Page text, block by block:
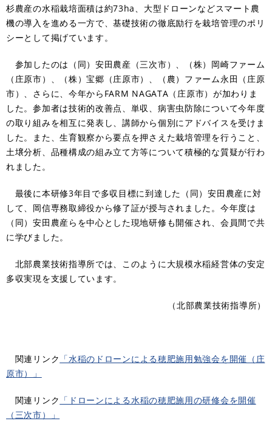
杉農産の水稲栽培面積は約73ha、大型ドローンなどスマート農
機の導入を進める一方で、基礎技術の徹底励行を栽培管理のポリ
シーとして掲げています。
参加したのは（同）安田農産（三次市）、（株）岡崎ファーム
（庄原市）、（株）宝郷（庄原市）、（農）ファーム永田（庄原
市）、さらに、今年からFARM NAGATA（庄原市）が加わりま
した。参加者は技術的改善点、単収、病害虫防除について今年度
の取り組みを相互に発表し、講師から個別にアドバイスを受けま
した。また、生育観察から要点を押さえた栽培管理を行うこと、
土壌分析、品種構成の組み立て方等について積極的な質疑が行わ
れました。
最後に本研修3年目で多収目標に到達した（同）安田農産に対
して、岡信専務取締役から修了証が授与されました。今年度は
（同）安田農産らを中心とした現地研修も開催され、会員間で共
に学びました。
北部農業技術指導所では、このように大規模水稲経営体の安定
多収実現を支援しています。
（北部農業技術指導所）
関連リンク 「水稲のドローンによる穂肥施用勉強会を開催（庄
原市）」
関連リンク 「ドローンによる水稲の穂肥施用の研修会を開催
（三次市）」